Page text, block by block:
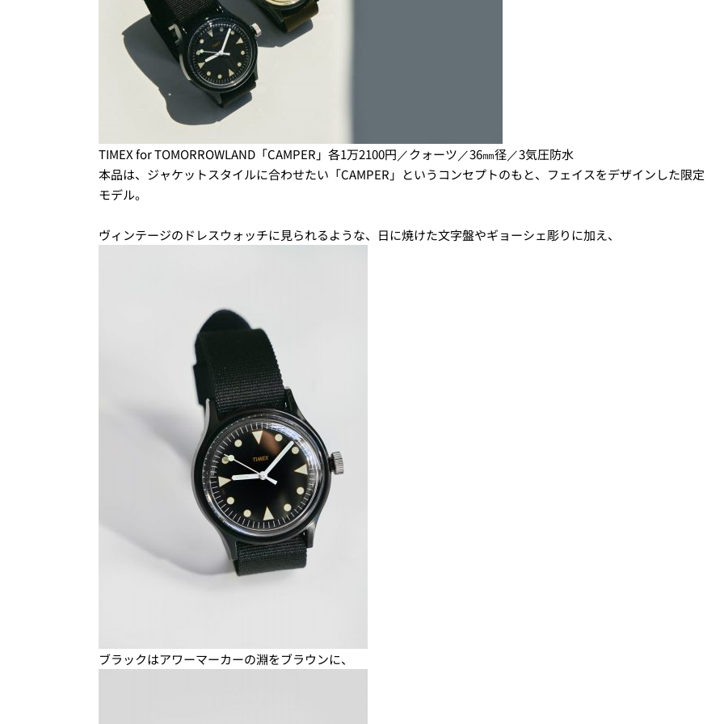
TIMEX for TOMORROWLAND「CAMPER」各1万2100円／クォーツ／36㎜径／3気圧防水
本品は、ジャケットスタイルに合わせたい「CAMPER」というコンセプトのもと、フェイスをデザインした限定
モデル。
ヴィンテージのドレスウォッチに見られるような、日に焼けた文字盤やギョーシェ彫りに加え、
ブラックはアワーマーカーの淵をブラウンに、